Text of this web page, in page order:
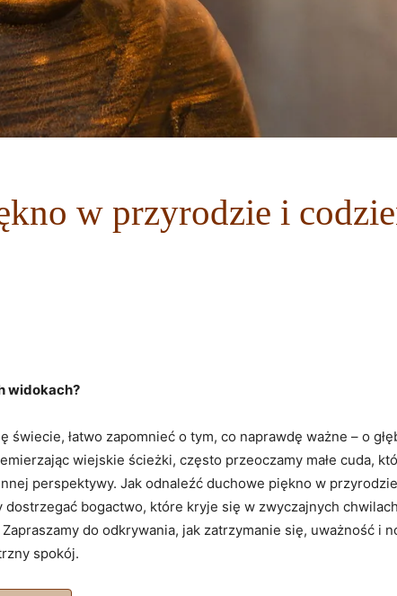
w przyrodzie i
widokach?
łatwo zapomnieć ⁣o tym, co naprawdę ważne – o
wiejskie ścieżki, ⁣często przeoczamy małe cuda,
perspektywy. Jak odnaleźć duchowe ​piękno w
bogactwo, które kryje się ⁢w⁤ zwyczajnych
do odkrywania, jak zatrzymanie się, uważność i
spokój.